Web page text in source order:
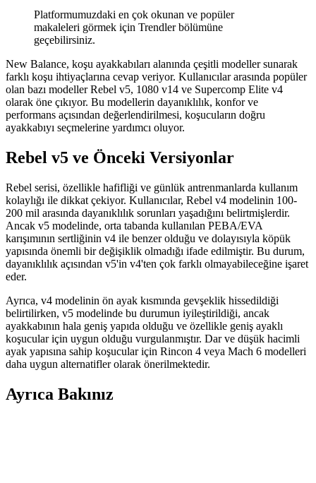
Platformumuzdaki en çok okunan ve popüler
makaleleri görmek için Trendler bölümüne
geçebilirsiniz.
New Balance, koşu ayakkabıları alanında çeşitli modeller sunarak
farklı koşu ihtiyaçlarına cevap veriyor. Kullanıcılar arasında popüler
olan bazı modeller Rebel v5, 1080 v14 ve Supercomp Elite v4
olarak öne çıkıyor. Bu modellerin dayanıklılık, konfor ve
performans açısından değerlendirilmesi, koşucuların doğru
ayakkabıyı seçmelerine yardımcı oluyor.
Rebel v5 ve Önceki Versiyonlar
Rebel serisi, özellikle hafifliği ve günlük antrenmanlarda kullanım
kolaylığı ile dikkat çekiyor. Kullanıcılar, Rebel v4 modelinin 100-
200 mil arasında dayanıklılık sorunları yaşadığını belirtmişlerdir.
Ancak v5 modelinde, orta tabanda kullanılan PEBA/EVA
karışımının sertliğinin v4 ile benzer olduğu ve dolayısıyla köpük
yapısında önemli bir değişiklik olmadığı ifade edilmiştir. Bu durum,
dayanıklılık açısından v5'in v4'ten çok farklı olmayabileceğine işaret
eder.
Ayrıca, v4 modelinin ön ayak kısmında gevşeklik hissedildiği
belirtilirken, v5 modelinde bu durumun iyileştirildiği, ancak
ayakkabının hala geniş yapıda olduğu ve özellikle geniş ayaklı
koşucular için uygun olduğu vurgulanmıştır. Dar ve düşük hacimli
ayak yapısına sahip koşucular için Rincon 4 veya Mach 6 modelleri
daha uygun alternatifler olarak önerilmektedir.
Ayrıca Bakınız